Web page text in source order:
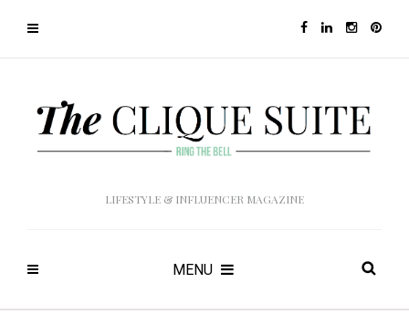
LIFESTYLE & INFLUENCER MAGAZINE
MENU